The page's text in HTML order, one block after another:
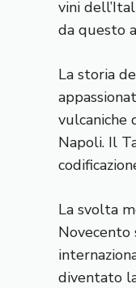
vini
da questo
La storia
vulcaniche
Napoli. Il
La svolta
Novecento
diventato